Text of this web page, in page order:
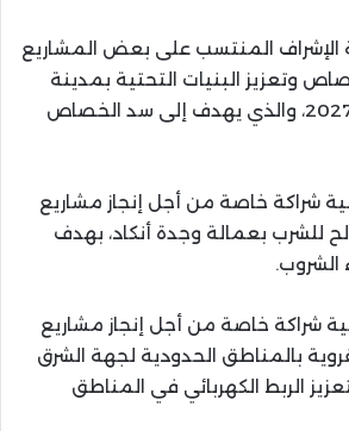
الإشراف المنتسب على بعض المشاريع
وتعزيز البنيات التحتية بمدينة
وجدة للفترة 2025-2027، والذي يهدف إلى سد الخصاص
شراكة خاصة من أجل إنجاز مشاريع
للشرب بعمالة وجدة أنكاد، بهدف
الشروب.
شراكة خاصة من أجل إنجاز مشاريع
بالمناطق الحدودية لجهة الشرق
الربط الكهربائي في المناطق